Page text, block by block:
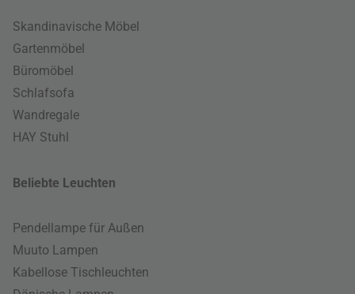
Skandinavische Möbel
Gartenmöbel
Büromöbel
Schlafsofa
Wandregale
HAY Stuhl
Beliebte Leuchten
Pendellampe für Außen
Muuto Lampen
Kabellose Tischleuchten